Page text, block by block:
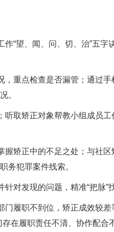
“望、闻、问、切、治”五字
重点检查是否漏管；通过手
。
取矫正对象帮教小组成员
矫正中的不足之处；与社区
务犯罪案件线索。
发现的问题，精准“把脉”找
履职不到位，矫正成效较差
在履职责任不清、协作配合